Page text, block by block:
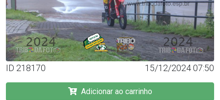
ID 218170 15/12/2024 07:50
Adicionar ao carrinho